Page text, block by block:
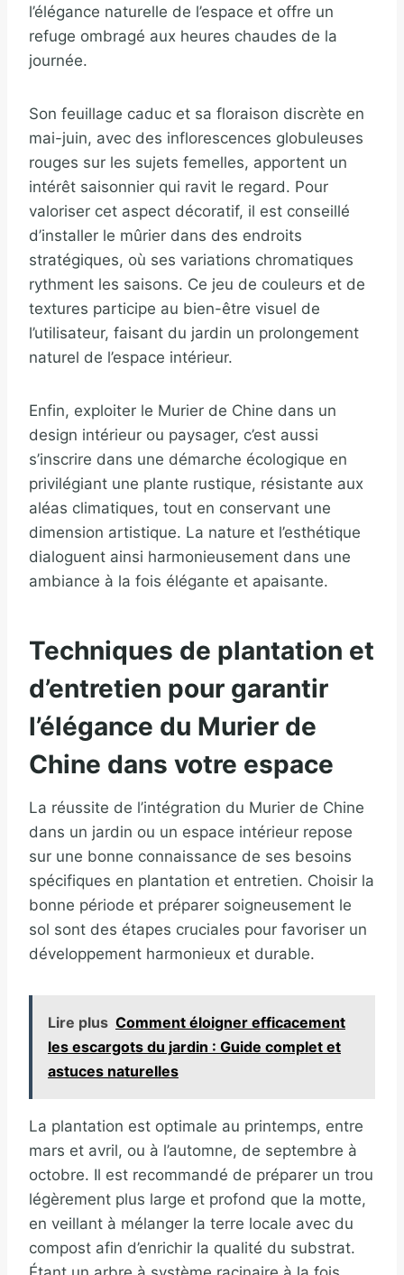
l’élégance naturelle de l’espace et offre un
refuge ombragé aux heures chaudes de la
journée.
Son feuillage caduc et sa floraison discrète en
mai-juin, avec des inflorescences globuleuses
rouges sur les sujets femelles, apportent un
intérêt saisonnier qui ravit le regard. Pour
valoriser cet aspect décoratif, il est conseillé
d’installer le mûrier dans des endroits
stratégiques, où ses variations chromatiques
rythment les saisons. Ce jeu de couleurs et de
textures participe au bien-être visuel de
l’utilisateur, faisant du jardin un prolongement
naturel de l’espace intérieur.
Enfin, exploiter le Murier de Chine dans un
design intérieur ou paysager, c’est aussi
s’inscrire dans une démarche écologique en
privilégiant une plante rustique, résistante aux
aléas climatiques, tout en conservant une
dimension artistique. La nature et l’esthétique
dialoguent ainsi harmonieusement dans une
ambiance à la fois élégante et apaisante.
Techniques de plantation et
d’entretien pour garantir
l’élégance du Murier de
Chine dans votre espace
La réussite de l’intégration du Murier de Chine
dans un jardin ou un espace intérieur repose
sur une bonne connaissance de ses besoins
spécifiques en plantation et entretien. Choisir la
bonne période et préparer soigneusement le
sol sont des étapes cruciales pour favoriser un
développement harmonieux et durable.
Lire plus Comment éloigner efficacement
les escargots du jardin : Guide complet et
astuces naturelles
La plantation est optimale au printemps, entre
mars et avril, ou à l’automne, de septembre à
octobre. Il est recommandé de préparer un trou
légèrement plus large et profond que la motte,
en veillant à mélanger la terre locale avec du
compost afin d’enrichir la qualité du substrat.